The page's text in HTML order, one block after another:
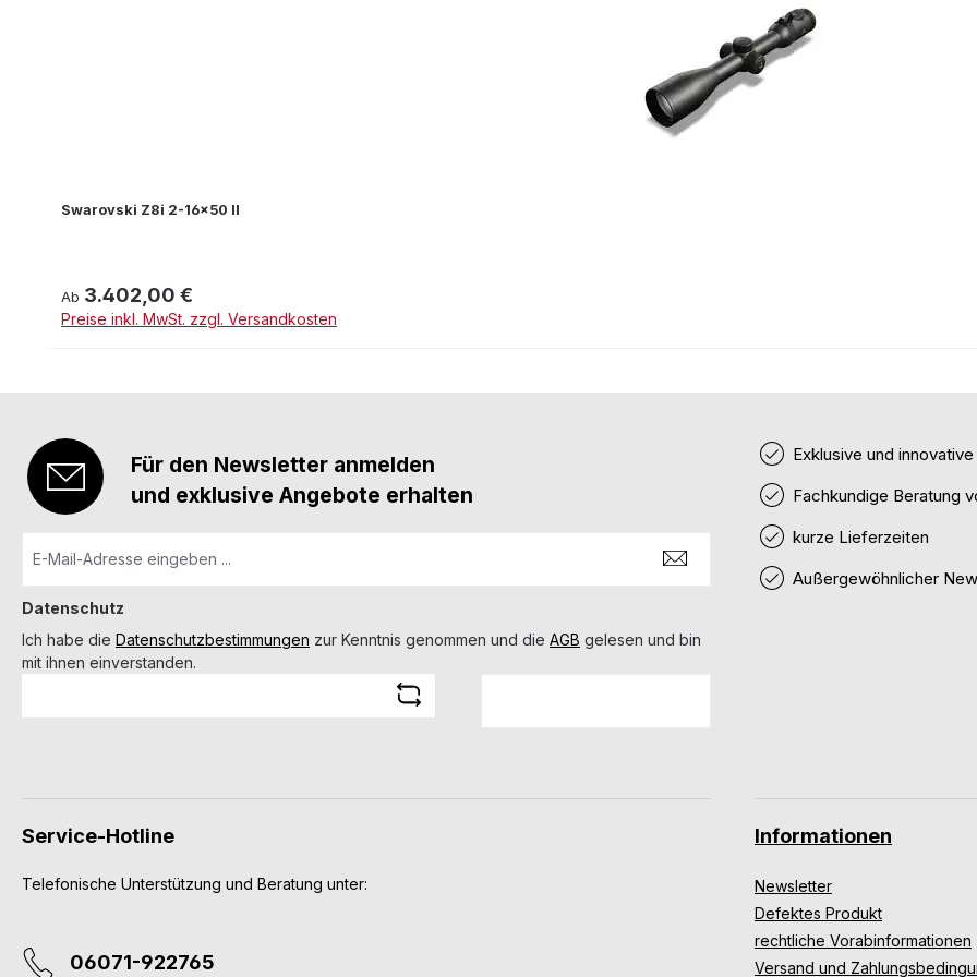
Swarovski Z8i 2-16x50 II
Regulärer Preis:
Ab 3.402,00 €
Preise inkl. MwSt. zzgl. Versandkosten
Für den Newsletter anmelden
und exklusive Angebote erhalten
Datenschutz
Ich habe die Datenschutzbestimmungen zur Kenntnis genommen und die AGB gelesen und bin
mit ihnen einverstanden.
Exklusive und
Fachkundige Beratung
kurze Lieferzeiten
Außergewöhnlicher
Service-Hotline
Telefonische Unterstützung und Beratung unter:
06071-922765
Informationen
Newsletter
Defektes Produkt
rechtliche Vorabinformationen
Versand und